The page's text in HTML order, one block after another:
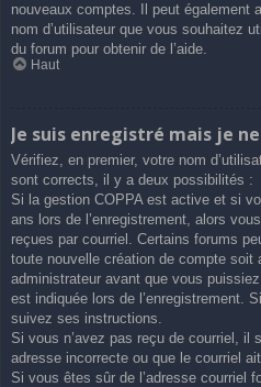
nouveaux comptes. Il peut également
nom d’utilisateur que vous souhaitez
du forum pour obtenir de l’aide.
Haut
Je suis enregistré mais je
Vérifiez, en premier, votre nom
sont corrects, il y a deux possibilités :
Si la gestion COPPA est active et si
ans lors de l’enregistrement, alors
reçues par courriel. Certains forums
toute nouvelle création de compte soit
administrateur avant que vous
est indiquée lors de l’enregistrement.
suivez ses instructions.
Si vous n’avez pas reçu de courriel, il
adresse incorrecte ou que le courriel
Si vous êtes sûr de l’adresse courriel